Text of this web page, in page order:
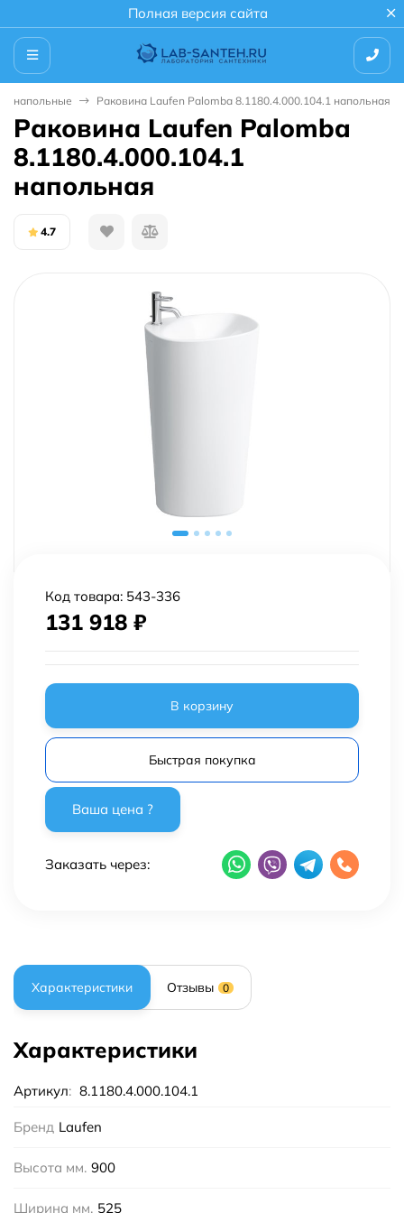
Полная версия сайта
напольные Раковина Laufen Palomba 8.1180.4.000.104.1 напольная
Раковина Laufen Palomba
8.1180.4.000.104.1
напольная
4.7
Код товара: 543-336
131 918 ₽
В корзину
Быстрая покупка
Заказать через:
Характеристики Отзывы 0
Характеристики
Артикул: 8.1180.4.000.104.1
Бренд Laufen
Высота мм. 900
Ширина мм. 525